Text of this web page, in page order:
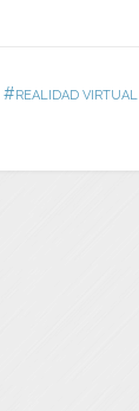
#REALIDAD VIRTUAL